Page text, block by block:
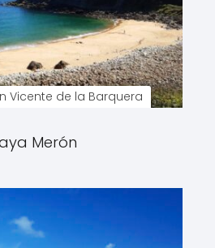
Vicente de la Barquera
Merón